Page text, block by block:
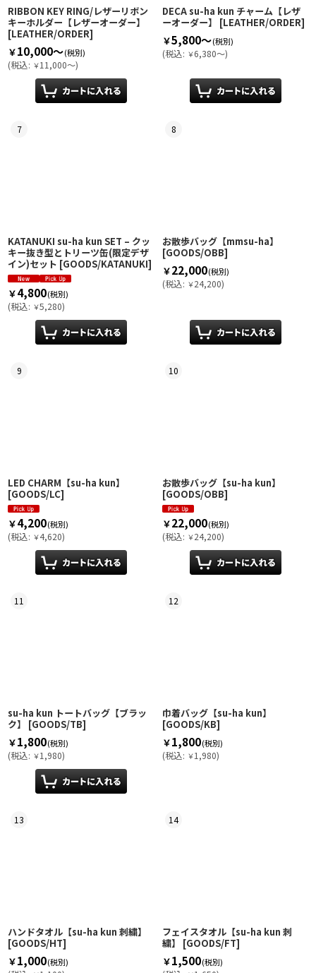
RIBBON KEY RING/レザーリボン
キーホルダー【レザーオーダー】
[LEATHER/ORDER]
￥10,000～(税別)
(税込: ￥11,000～)
DECA su-ha kun チャーム【レザ
ーオーダー】
[LEATHER/ORDER]
￥5,800～(税別)
(税込: ￥6,380～)
7
KATANUKI su-ha kun SET – クッ
キー抜き型とトリーツ缶(限定デザ
イン)セット [GOODS/KATANUKI]
￥4,800(税別)
(税込: ￥5,280)
8
お散歩バッグ【mmsu-ha】
[GOODS/OBB]
￥22,000(税別)
(税込: ￥24,200)
9
LED CHARM【su-ha kun】
[GOODS/LC]
￥4,200(税別)
(税込: ￥4,620)
10
お散歩バッグ【su-ha kun】
[GOODS/OBB]
￥22,000(税別)
(税込: ￥24,200)
11
su-ha kun トートバッグ【ブラッ
ク】
[GOODS/TB]
￥1,800(税別)
(税込: ￥1,980)
12
巾着バッグ【su-ha kun】
[GOODS/KB]
￥1,800(税別)
(税込: ￥1,980)
13
ハンドタオル【su-ha kun 刺繍】
[GOODS/HT]
￥1,000(税別)
14
フェイスタオル【su-ha kun 刺
繍】
[GOODS/FT]
￥1,500(税別)